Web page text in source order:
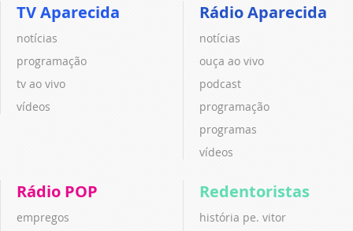
TV Aparecida
notícias
programação
tv ao vivo
vídeos
Rádio Aparecida
notícias
ouça ao vivo
podcast
programação
programas
vídeos
Rádio POP
empregos
Redentoristas
história pe. vitor